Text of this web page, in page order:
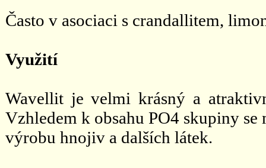
Často v asociaci s crandallitem,
Využití
Wavellit je velmi krásný a
Vzhledem k obsahu PO4 skupiny
výrobu hnojiv a dalších látek.